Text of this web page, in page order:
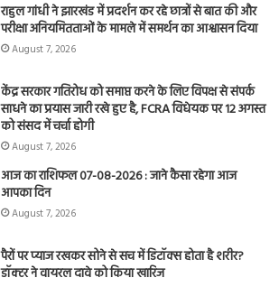
राहुल गांधी ने झारखंड में प्रदर्शन कर रहे छात्रों से बात की और
परीक्षा अनियमितताओं के मामले में समर्थन का आश्वासन दिया
August 7, 2026
केंद्र सरकार गतिरोध को समाप्त करने के लिए विपक्ष से संपर्क
साधने का प्रयास जारी रखे हुए है, FCRA विधेयक पर 12 अगस्त
को संसद में चर्चा होगी
August 7, 2026
आज का राशिफल 07-08-2026 : जाने कैसा रहेगा आज
आपका दिन
August 7, 2026
पैरों पर प्याज रखकर सोने से सच में डिटॉक्स होता है शरीर?
डॉक्टर ने वायरल दावे को किया खारिज